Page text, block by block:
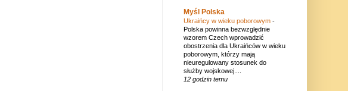
Myśl Polska
Ukraińcy w wieku poborowym -
Polska powinna bezwzględnie
wzorem Czech wprowadzić
obostrzenia dla Ukraińców w wieku
poborowym, którzy mają
nieuregulowany stosunek do
służby wojskowej....
12 godzin temu